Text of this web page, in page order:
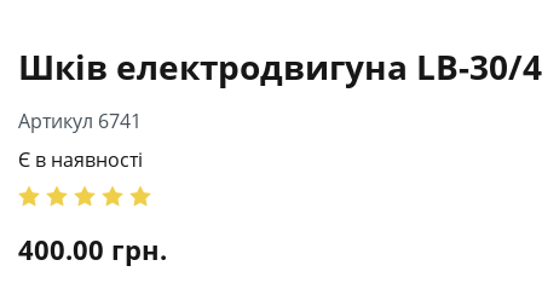
Шків електродвигуна LB-30/
Артикул 6741
Є в наявності
400.00 грн.